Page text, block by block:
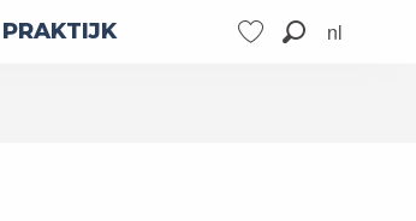
nl
PRAKTIJK